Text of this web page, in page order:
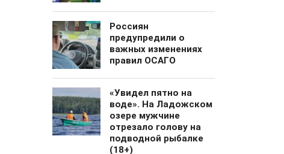
Россиян
предупредили о
важных изменениях
правил ОСАГО
«Увидел пятно на
воде». На Ладожском
озере мужчине
отрезало голову на
подводной рыбалке
(18+)